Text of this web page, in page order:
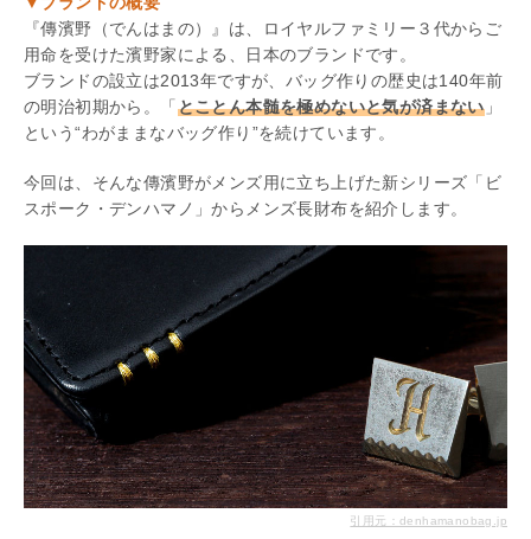
『傳濱野（でんはまの）』は、ロイヤルファミリー３代からご
用命を受けた濱野家による、日本のブランドです。
ブランドの設立は2013年ですが、バッグ作りの歴史は140年前
の明治初期から。「 とことん本髄を極めないと気が済まない」
という“わがままなバッグ作り”を続けています。
今回は、そんな傳濱野がメンズ用に立ち上げた新シリーズ「ビ
スポーク・デンハマノ」からメンズ長財布を紹介します。
引用元：denhamanobag.jp